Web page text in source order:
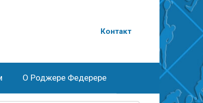
Контакт
О Роджере Федерере